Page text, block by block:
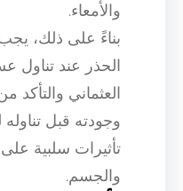
والأمعاء.
بناءً على ذلك،
الحذر عند تناول
العثماني والتأكد
وجودته قبل تناوله
تأثيرات سلبية
والجسم.